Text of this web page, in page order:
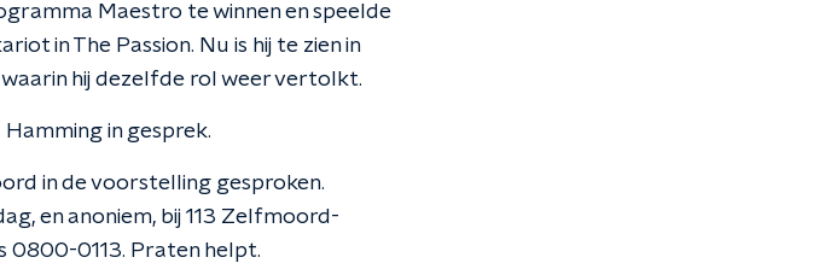
Maestro te winnen en speelde
in The Passion. Nu is hij te zien in
hij dezelfde rol weer vertolkt.
in gesprek.
in de voorstelling gesproken.
en anoniem, bij 113 Zelfmoord-
0800-0113. Praten helpt.